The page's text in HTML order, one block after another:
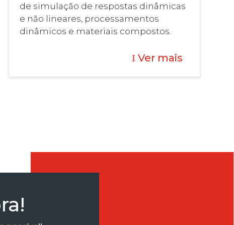
de simulação de respostas dinâmicas
e não lineares, processamentos
dinâmicos e materiais compostos.
I Ver mais